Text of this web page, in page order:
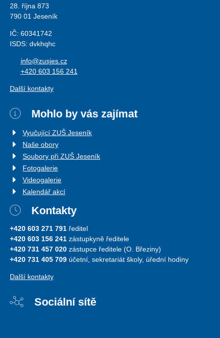
28. října 873
790 01 Jeseník
IČ: 60341742
ISDS: dvkhqhc
info@zusjes.cz
+420 603 156 241
Další kontakty
Mohlo by vás zajímat
Vyučující ZUŠ Jeseník
Naše obory
Soubory při ZUŠ Jeseník
Fotogalerie
Videogalerie
Kalendář akcí
Kontakty
+420 603 271 791 ředitel
+420 603 156 241 zástupkyně ředitele
+420 731 457 020 zástupce ředitele (O. Březiny)
+420 731 405 709 účetní, sekretariát školy, úřední hodiny
Další kontakty
Sociální sítě